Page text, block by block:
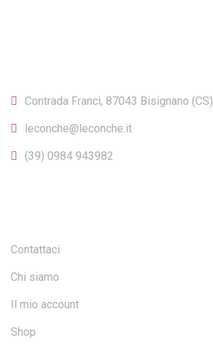
Contrada Franci, 87043 Bisignano (CS)
leconche@leconche.it
(39) 0984 943982
Contattaci
Chi siamo
Il mio account
Shop